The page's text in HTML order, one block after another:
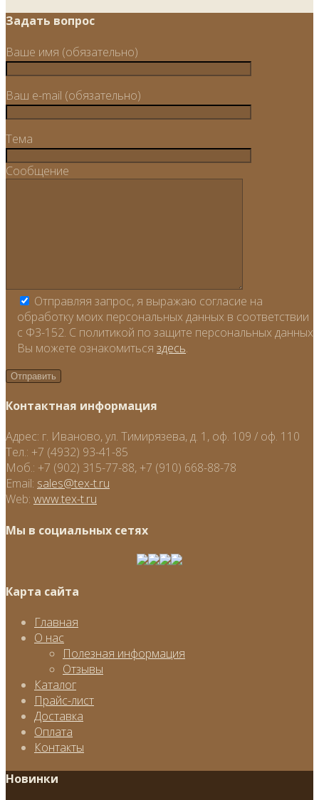
Задать вопрос
Ваше имя (обязательно)
Ваш e-mail (обязательно)
Тема
Сообщение
Отправляя запрос, я выражаю согласие на
обработку моих персональных данных в соответствии
с ФЗ-152. С политикой по защите персональных данных
Вы можете ознакомиться здесь.
Контактная информация
Адрес: г. Иваново, ул. Тимирязева, д. 1, оф. 109 / оф. 110
Тел.: +7 (4932) 93-41-85
Моб.: +7 (902) 315-77-88, +7 (910) 668-88-78
Email: sales@tex-t.ru
Web: www.tex-t.ru
Мы в социальных сетях
Карта сайта
Главная
О нас
Полезная информация
Отзывы
Каталог
Прайс-лист
Доставка
Оплата
Контакты
Новинки